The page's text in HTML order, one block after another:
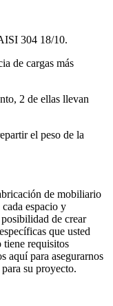
304 18/10.
de cargas más
2 de ellas llevan
el peso de la
de mobiliario
espacio y
de crear
que usted
tiene requisitos
aquí para asegurarnos
su proyecto.